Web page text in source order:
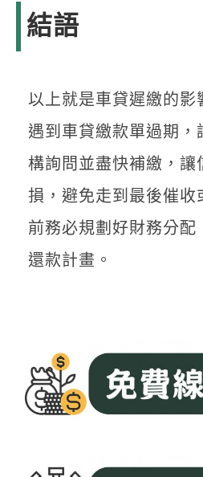
結語
以上就是車貸遲繳的影
遇到車貸繳款單過期，
構詢問並盡快補繳，讓
損，避免走到最後催收
前務必規劃好財務分配
還款計畫。